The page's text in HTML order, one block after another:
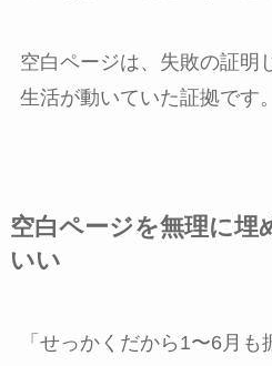
空白ページは、失敗の証明
生活が動いていた証拠です。
空白ページを無理に埋
いい
「せっかくだから1〜6月